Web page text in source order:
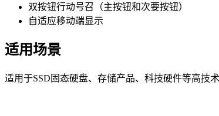
双按钮行动号召（主按钮和次要按钮）
自适应移动端显示
适用场景
适用于SSD固态硬盘、存储产品、科技硬件等高技